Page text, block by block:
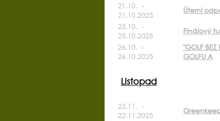
21.10. -
21.10.2025
Úterní
25.10. -
25.10.2025
Finálový
26.10. -
26.10.2025
"GOLF
GOLFU A
Listopad
22.11. -
22.11.2025